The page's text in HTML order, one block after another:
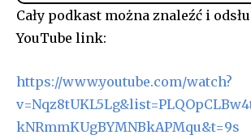
Cały podkast można znaleźć i
YouTube link:
https://www.youtube.com/watch?
kNRmmKUgBYMNBkAPMqu&t=9s